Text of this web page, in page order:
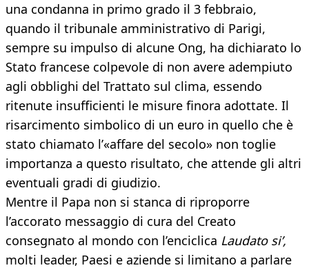
una condanna in primo grado il 3 febbraio,
quando il tribunale amministrativo di Parigi,
sempre su impulso di alcune Ong, ha dichiarato lo
Stato francese colpevole di non avere adempiuto
agli obblighi del Trattato sul clima, essendo
ritenute insufficienti le misure finora adottate. Il
risarcimento simbolico di un euro in quello che è
stato chiamato l’«affare del secolo» non toglie
importanza a questo risultato, che attende gli altri
eventuali gradi di giudizio.
Mentre il Papa non si stanca di riproporre
l’accorato messaggio di cura del Creato
consegnato al mondo con l’enciclica Laudato si’,
molti leader, Paesi e aziende si limitano a parlare